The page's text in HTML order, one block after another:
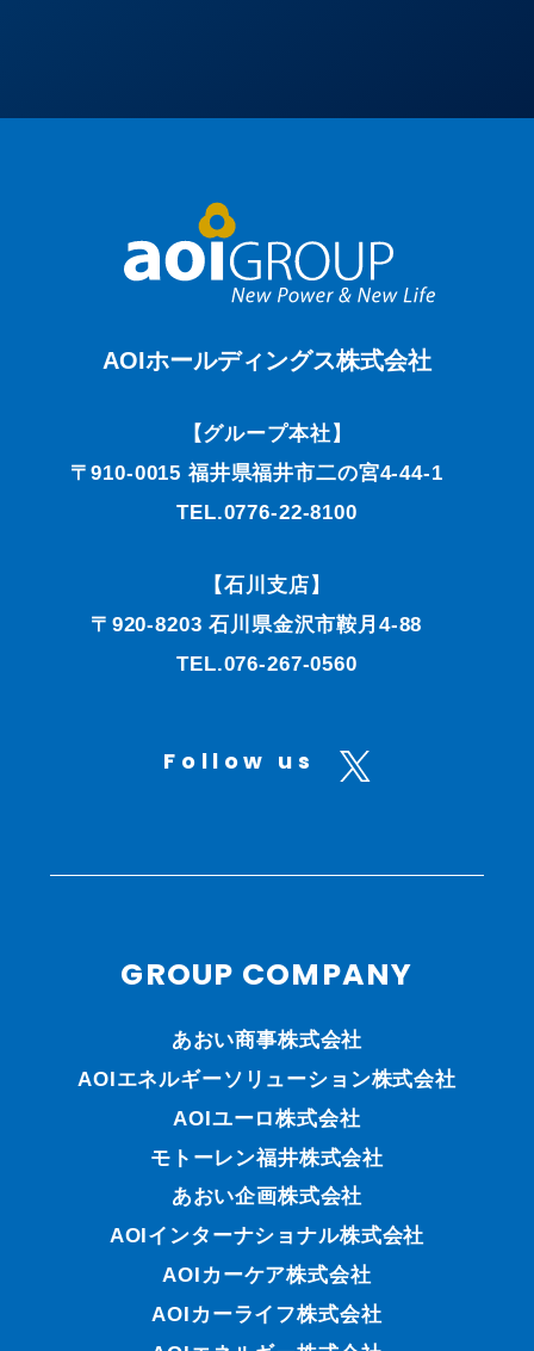
AOIホールディングス株式会社
【グループ本社】
〒910-0015 福井県福井市二の宮4-44-1
TEL.0776-22-8100
【石川支店】
〒920-8203 石川県金沢市鞍月4-88
TEL.076-267-0560
Follow us
GROUP COMPANY
あおい商事株式会社
AOIエネルギーソリューション株式会社
AOIユーロ株式会社
モトーレン福井株式会社
あおい企画株式会社
AOIインターナショナル株式会社
AOIカーケア株式会社
AOIカーライフ株式会社